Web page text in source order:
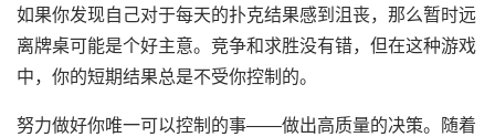
如果你发现自己对于每天的扑克结果感到沮丧，那么暂时远
离牌桌可能是个好主意。竞争和求胜没有错，但在这种游戏
中，你的短期结果总是不受你控制的。
努力做好你唯一可以控制的事——做出高质量的决策。随着